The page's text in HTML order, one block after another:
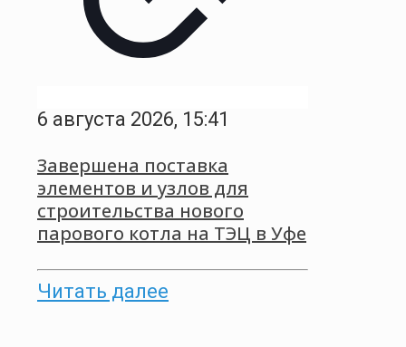
6 августа 2026, 15:41
Завершена поставка
элементов и узлов для
строительства нового
парового котла на ТЭЦ в Уфе
Читать далее